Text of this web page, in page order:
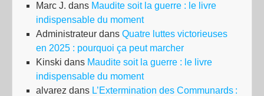
Marc J. dans Maudite soit la guerre : le livre
indispensable du moment
Administrateur dans Quatre luttes victorieuses
en 2025 : pourquoi ça peut marcher
Kinski dans Maudite soit la guerre : le livre
indispensable du moment
alvarez dans L’Extermination des Communards :